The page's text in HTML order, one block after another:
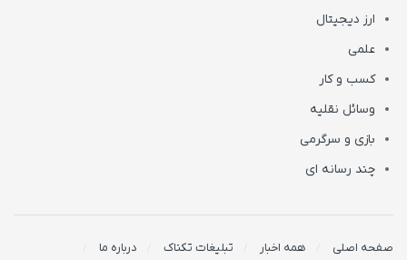
ارز دیجیتال
علمی
کسب و کار
وسائل نقلیه
بازی و سرگرمی
چند رسانه ای
صفحه اصلی همه اخبار تبلیغات تکناک
درباره ما